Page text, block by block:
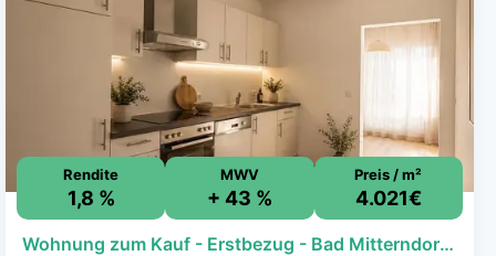
Rendite
1,8 %
MWV
+ 43 %
Preis / m²
4.021€
Wohnung zum Kauf - Erstbezug - Bad Mitterndorf - 392.000 € - 3,5 Zimmer, 97,5 m², 1. Geschoss